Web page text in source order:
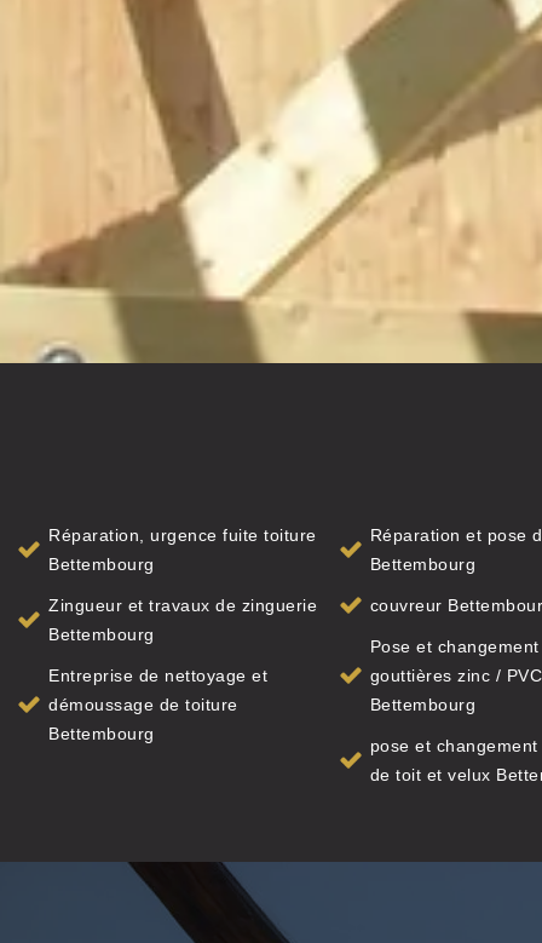
Réparation, urgence fuite toiture
Bettembourg
Zingueur et travaux de zinguerie
Bettembourg
Entreprise de nettoyage et
démoussage de toiture
Bettembourg
Réparation et pose
Bettembourg
couvreur
Pose et
gouttières zinc /
Bettembourg
pose et
de toit et velux